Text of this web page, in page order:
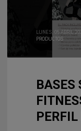
LUNES, 05 ABRIL
PRODUCTOS
BASES